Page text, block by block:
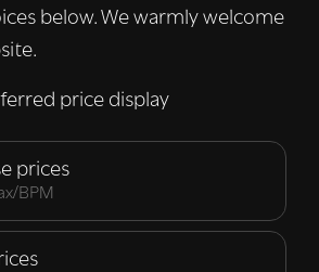
below. We warmly welcome
price display
prices
BPM
combineren met andere
u aan hen heeft verstrekt of
Lees verder
Prestatie Targeting